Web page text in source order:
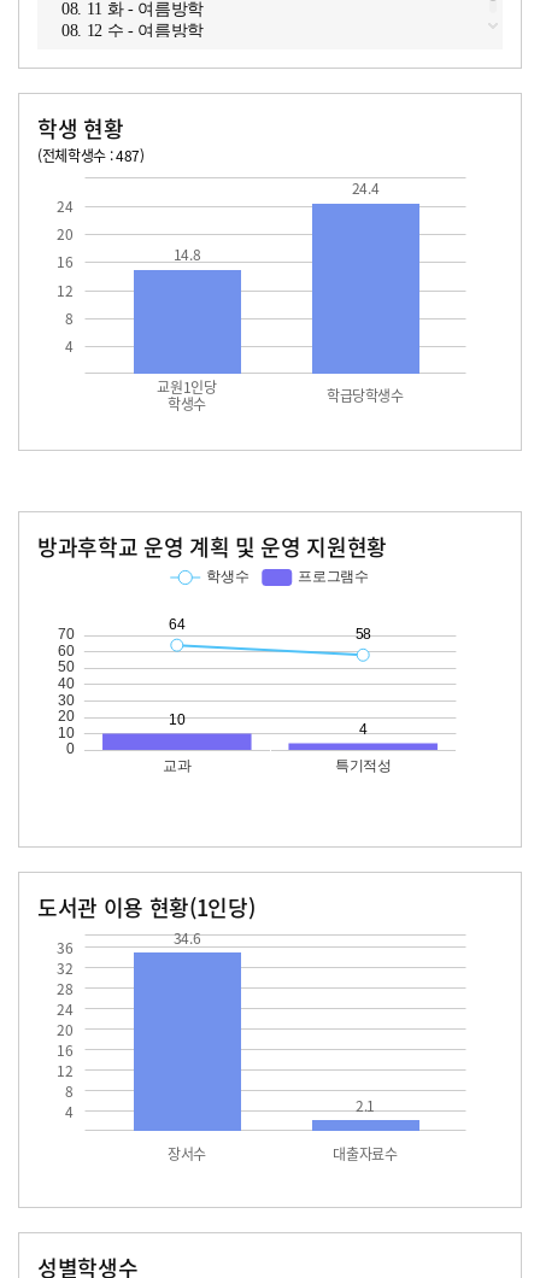
08. 11 화 - 여름방학
08. 12 수 - 여름방학
학생 현황
(전체학생수 : 487)
4
8
12
16
20
24
교원1인당
학생수 학급당학생수
14.8
24.4
방과후학교 운영 계획 및 운영 지원현황
도서관 이용 현황(1인당)
4
8
12
16
20
24
28
32
36
장서수 대출자료수
34.6
2.1
성별학생수